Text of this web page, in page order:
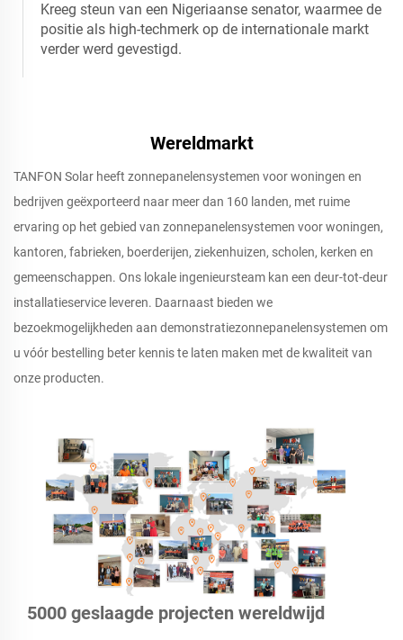
Kreeg steun van een Nigeriaanse senator, waarmee de
positie als high-techmerk op de internationale markt
verder werd gevestigd.
Wereldmarkt
TANFON Solar heeft zonnepanelensystemen voor woningen en
bedrijven geëxporteerd naar meer dan 160 landen, met ruime
ervaring op het gebied van zonnepanelensystemen voor woningen,
kantoren, fabrieken, boerderijen, ziekenhuizen, scholen, kerken en
gemeenschappen. Ons lokale ingenieursteam kan een deur-tot-deur
installatieservice leveren. Daarnaast bieden we
bezoekmogelijkheden aan demonstratiezonnepanelensystemen om
u vóór bestelling beter kennis te laten maken met de kwaliteit van
onze producten.
5000 geslaagde projecten wereldwijd